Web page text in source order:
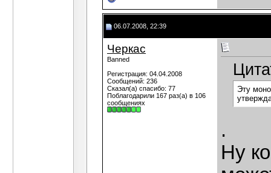
06.07.2008, 22:39
Черкас
Banned
Регистрация: 04.04.2008
Сообщений: 236
Сказал(а) спасибо: 77
Поблагодарили 167 раз(а) в 106
сообщениях
Эту
.
Ну